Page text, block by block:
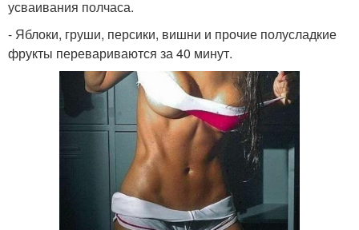
усваивания полчаса.
- Яблоки, груши, персики, вишни и прочие полусладкие
фрукты перевариваются за 40 минут.